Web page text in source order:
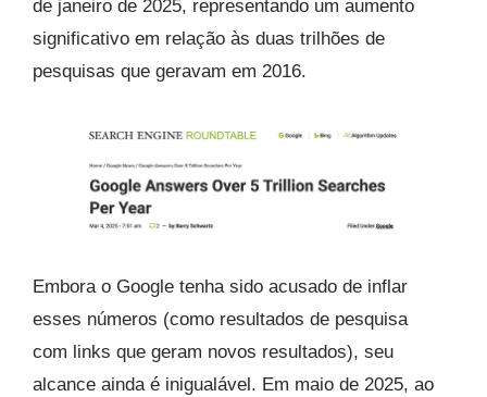
de janeiro de 2025, representando um aumento
significativo em relação às duas trilhões de
pesquisas que geravam em 2016.
Embora o Google tenha sido acusado de inflar
esses números (como resultados de pesquisa
com links que geram novos resultados), seu
alcance ainda é inigualável. Em maio de 2025, ao